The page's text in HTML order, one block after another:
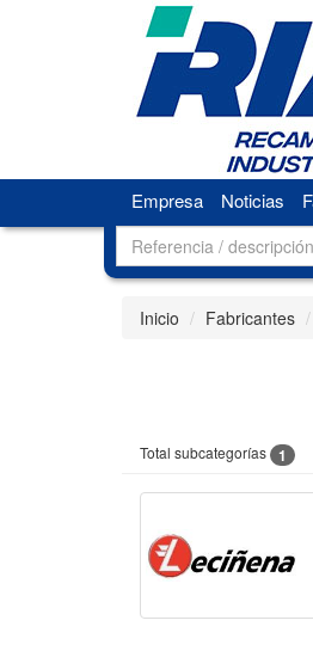
Empresa Noticias
Inicio Fabricantes
Total subcategorías 1